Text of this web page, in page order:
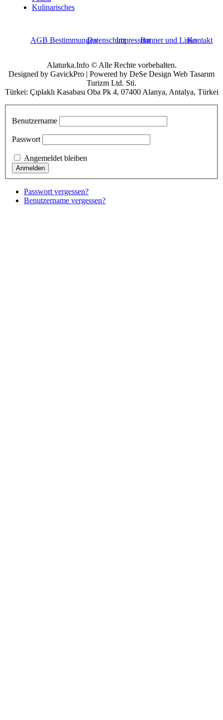
Kulinarisches
AGB BestimmungenDatenschutzImpressumBanner und LinksKontakt
Alaturka.Info © Alle Rechte vorbehalten.
Designed by GavickPro | Powered by DeSe Design Web Tasarım
Turizm Ltd. Sti.
Türkei: Çıplaklı Kasabası Oba Pk 4, 07400 Alanya, Antalya, Türkei
Benutzername
Passwort
Angemeldet bleiben
Passwort vergessen?
Benutzername vergessen?